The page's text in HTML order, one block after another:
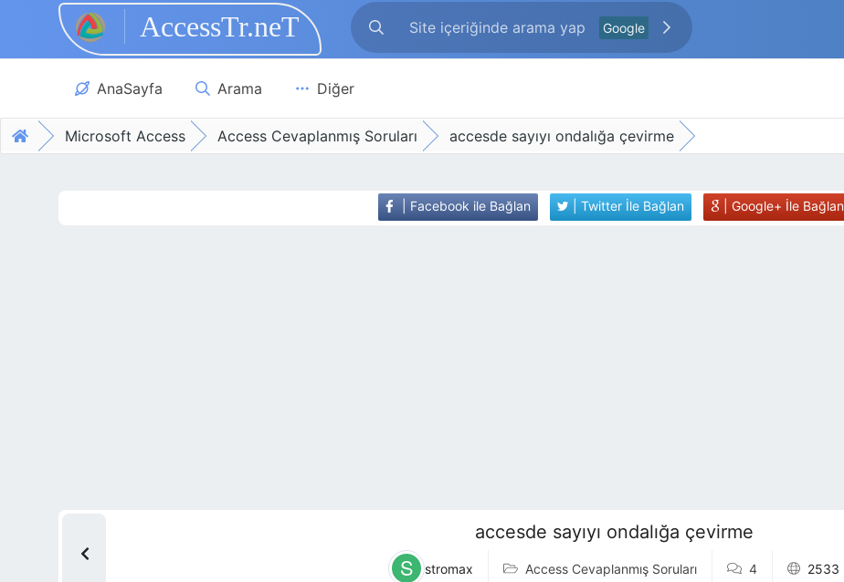
Skip to main content
AccessTr.neT Google
AnaSayfa Arama Diğer
Microsoft Access Access Cevaplanmış Soruları accesde sayıyı ondalığa çevirme
| Facebook ile Bağlan | Twitter İle Bağlan | Google+ İle Bağlan
accesde sayıyı ondalığa çevirme
stromax Access Cevaplanmış Soruları 4 2533